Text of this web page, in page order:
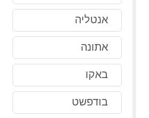
אנטליה
אתונה
באקו
בודפשט